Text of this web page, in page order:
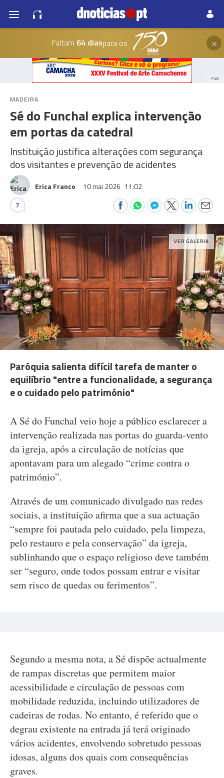
Faltam 64 diaspara os ×
PUB
MADEIRA
Sé do Funchal explica intervenção
em portas da catedral
Instituição justifica alterações com segurança
dos visitantes e prevenção de acidentes
Erica Franco 10 mai 2026 11:02
7
VER GALERIA
Paróquia salienta difícil tarefa de manter o
equilíbrio "entre a funcionalidade, a segurança
e o cuidado pelo património"
A Sé do Funchal veio hoje a público esclarecer a
intervenção realizada nas portas do guarda-vento
da igreja, após a circulação de notícias que
apontavam para um alegado “crime contra o
património”.
Através de um comunicado divulgado nas redes
sociais, a instituição afirma que a sua actuação
“sempre foi pautada pelo cuidado, pela limpeza,
pelo restauro e pela conservação” da igreja,
sublinhando que o espaço religioso deve também
ser “seguro, onde todos possam entrar e visitar
sem risco de quedas ou ferimentos”.
Segundo a mesma nota, a Sé dispõe actualmente
de rampas discretas que permitem maior
acessibilidade e circulação de pessoas com
mobilidade reduzida, incluindo utilizadores de
cadeiras de rodas. No entanto, é referido que o
degrau existente na entrada já terá originado
vários acidentes, envolvendo sobretudo pessoas
idosas, alguns dos quais com consequências
graves.